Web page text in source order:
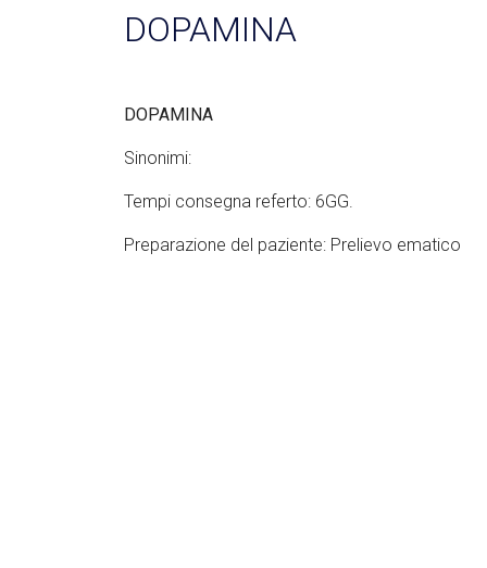
DOPAMINA
DOPAMINA
Sinonimi:
Tempi consegna referto: 6GG.
Preparazione del paziente: Prelievo ematico